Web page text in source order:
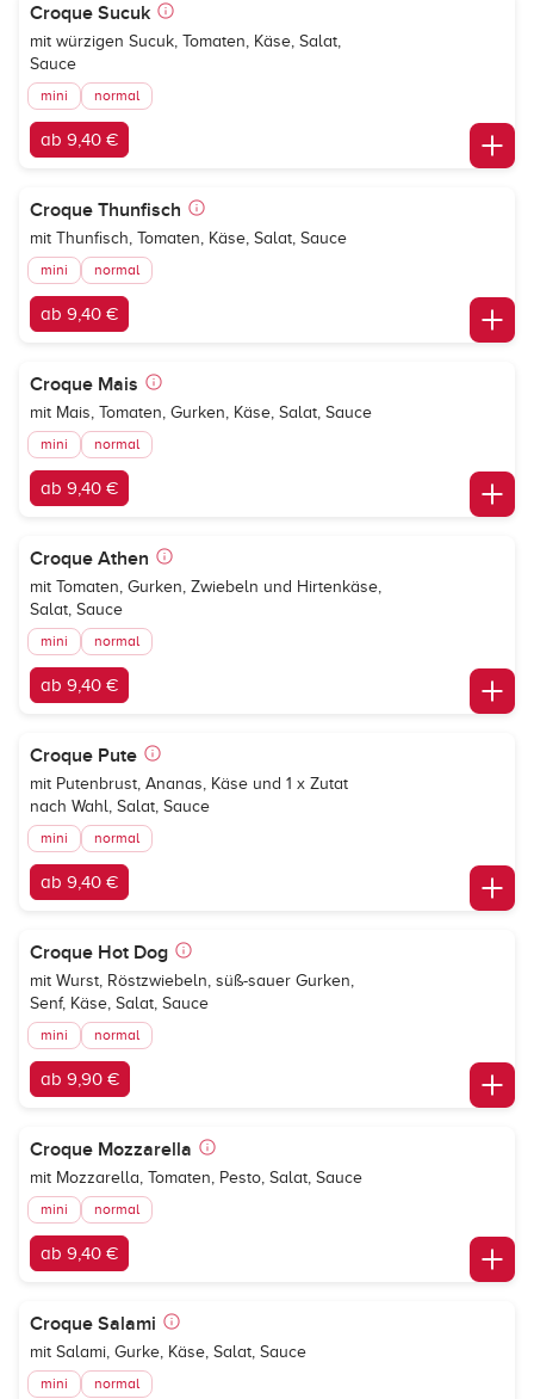
Croque Sucuk
mit würzigen Sucuk, Tomaten, Käse, Salat,
Sauce
mini normal
ab 9,40 €
Croque Thunfisch
mit Thunfisch, Tomaten, Käse, Salat, Sauce
mini normal
ab 9,40 €
Croque Mais
mit Mais, Tomaten, Gurken, Käse, Salat, Sauce
mini normal
ab 9,40 €
Croque Athen
mit Tomaten, Gurken, Zwiebeln und Hirtenkäse,
Salat, Sauce
mini normal
ab 9,40 €
Croque Pute
mit Putenbrust, Ananas, Käse und 1 x Zutat
nach Wahl, Salat, Sauce
mini normal
ab 9,40 €
Croque Hot Dog
mit Wurst, Röstzwiebeln, süß-sauer Gurken,
Senf, Käse, Salat, Sauce
mini normal
ab 9,90 €
Croque Mozzarella
mit Mozzarella, Tomaten, Pesto, Salat, Sauce
mini normal
ab 9,40 €
Croque Salami
mit Salami, Gurke, Käse, Salat, Sauce
mini normal